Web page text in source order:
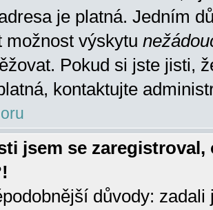
je platná. Jedním
možnost výskytu
Pokud si jste jisti,
kontaktujte
jsem se
důvody: